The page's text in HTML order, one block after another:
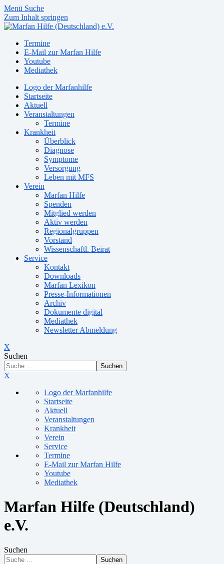
Menü Suche
Zum Inhalt springen
Termine
E-Mail zur Marfan Hilfe
Youtube
Mediathek
Logo der Marfanhilfe
Startseite
Aktuell
Veranstaltungen
Termine
Krankheit
Überblick
Diagnose
Symptome
Versorgung
Leben mit MFS
Verein
Marfan Hilfe
Spenden
Mitglied werden
Aktiv werden
Regionalgruppen
Vorstand
Wissenschaftl. Beirat
Service
Kontakt
Downloads
Marfan Lexikon
Presse-Informationen
Archiv
Dokumente digital
Mediathek
Newsletter Abmeldung
X
Suchen
Suchen
X
Logo der Marfanhilfe
Startseite
Aktuell
Veranstaltungen
Krankheit
Verein
Service
Termine
E-Mail zur Marfan Hilfe
Youtube
Mediathek
Marfan Hilfe (Deutschland)
e.V.
Suchen
Suchen